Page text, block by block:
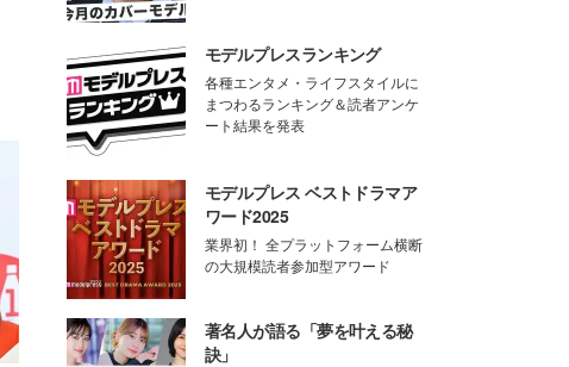
モデルプレスランキング
各種エンタメ・ライフスタイルに
まつわるランキング＆読者アンケ
ート結果を発表
モデルプレス ベストドラマア
ワード2025
業界初！ 全プラットフォーム横断
の大規模読者参加型アワード
著名人が語る「夢を叶える秘
訣」